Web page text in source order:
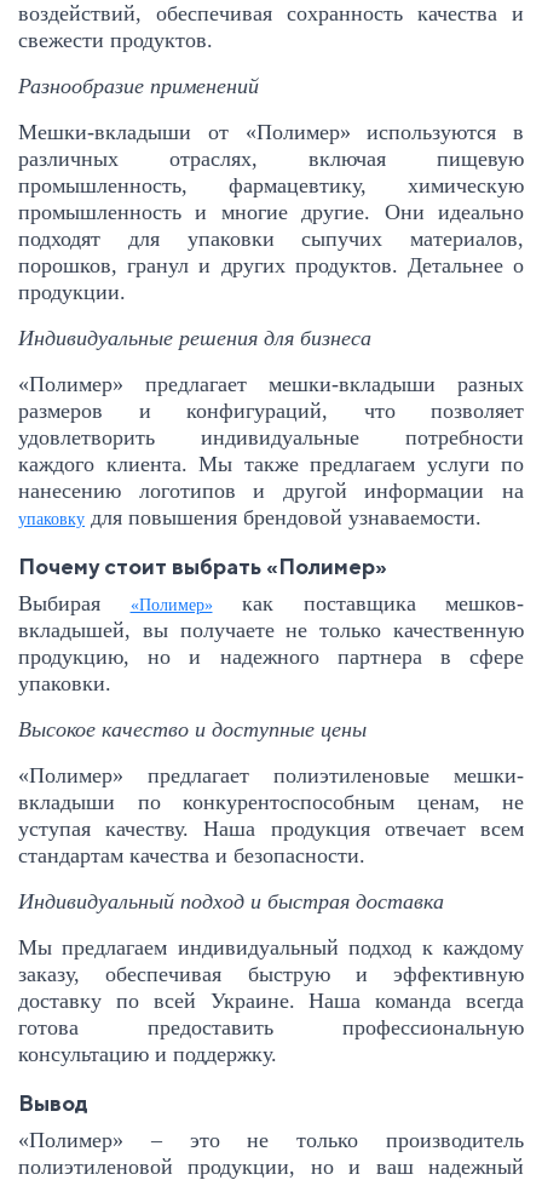
воздействий, обеспечивая сохранность качества и
свежести продуктов.
Разнообразие применений
Мешки-вкладыши от «Полимер» используются в
различных отраслях, включая пищевую
промышленность, фармацевтику, химическую
промышленность и многие другие. Они идеально
подходят для упаковки сыпучих материалов,
порошков, гранул и других продуктов. Детальнее о
продукции.
Индивидуальные решения для бизнеса
«Полимер» предлагает мешки-вкладыши разных
размеров и конфигураций, что позволяет
удовлетворить индивидуальные потребности
каждого клиента. Мы также предлагаем услуги по
нанесению логотипов и другой информации на
упаковку для повышения брендовой узнаваемости.
Почему стоит выбрать «Полимер»
Выбирая «Полимер»как поставщика мешков-
вкладышей, вы получаете не только качественную
продукцию, но и надежного партнера в сфере
упаковки.
Высокое качество и доступные цены
«Полимер» предлагает полиэтиленовые мешки-
вкладыши по конкурентоспособным ценам, не
уступая качеству. Наша продукция отвечает всем
стандартам качества и безопасности.
Индивидуальный подход и быстрая доставка
Мы предлагаем индивидуальный подход к каждому
заказу, обеспечивая быструю и эффективную
доставку по всей Украине. Наша команда всегда
готова предоставить профессиональную
консультацию и поддержку.
Вывод
«Полимер» – это не только производитель
полиэтиленовой продукции, но и ваш надежный